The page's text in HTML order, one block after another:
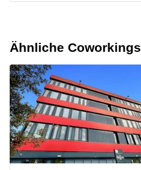
Ähnliche Coworkings